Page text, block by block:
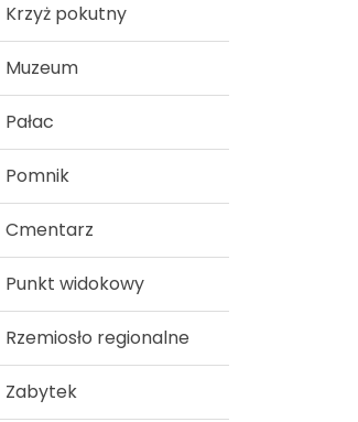
Krzyż pokutny
Muzeum
Pałac
Pomnik
Cmentarz
Punkt widokowy
Rzemiosło regionalne
Zabytek